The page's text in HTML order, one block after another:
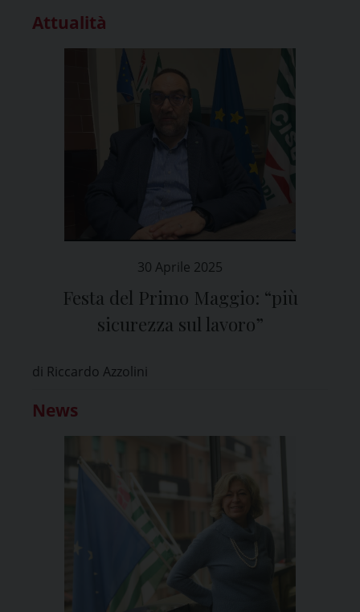
Attualità
30 Aprile 2025
Festa del Primo Maggio: “più
sicurezza sul lavoro”
di Riccardo Azzolini
News